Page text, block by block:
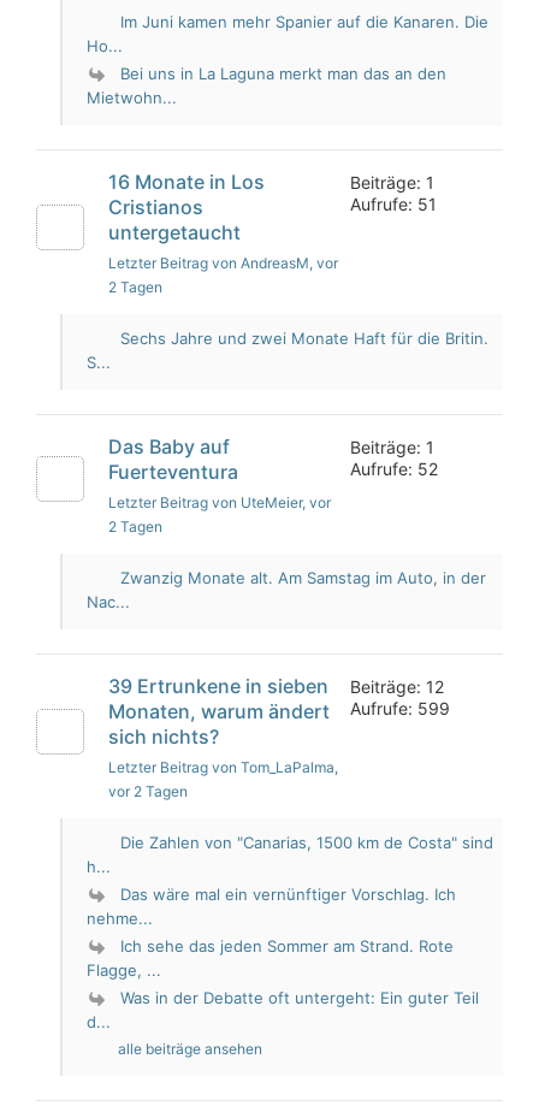
Im Juni kamen mehr Spanier auf die Kanaren. Die
Ho...
Bei uns in La Laguna merkt man das an den
Mietwohn...
16 Monate in Los
Cristianos
untergetaucht
Letzter Beitrag von AndreasM, vor
2 Tagen
Beiträge: 1
Aufrufe: 51
Sechs Jahre und zwei Monate Haft für die Britin.
S...
Das Baby auf
Fuerteventura
Letzter Beitrag von UteMeier, vor
2 Tagen
Beiträge: 1
Aufrufe: 52
Zwanzig Monate alt. Am Samstag im Auto, in der
Nac...
39 Ertrunkene in sieben
Monaten, warum ändert
sich nichts?
Letzter Beitrag von Tom_LaPalma,
vor 2 Tagen
Beiträge: 12
Aufrufe: 599
Die Zahlen von "Canarias, 1500 km de Costa" sind
h...
Das wäre mal ein vernünftiger Vorschlag. Ich
nehme...
Ich sehe das jeden Sommer am Strand. Rote
Flagge, ...
Was in der Debatte oft untergeht: Ein guter Teil
d...
alle beiträge ansehen